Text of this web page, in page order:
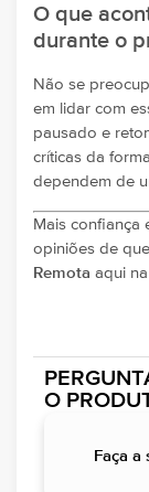
O que
durante o
Não se
em lidar com
pausado e
críticas da
dependem de
Mais confiança
opiniões de
Remota aqui
O
Faça a